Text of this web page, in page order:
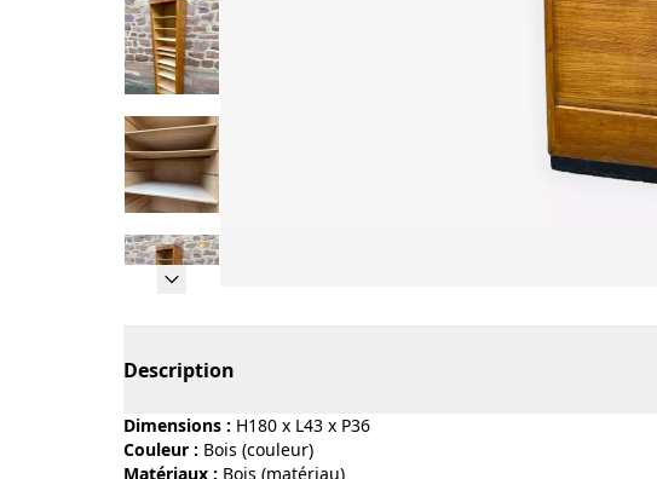
Description
Dimensions : H180 x L43 x P36
Couleur :
bois (couleur)
Matériaux :
bois (matériau)